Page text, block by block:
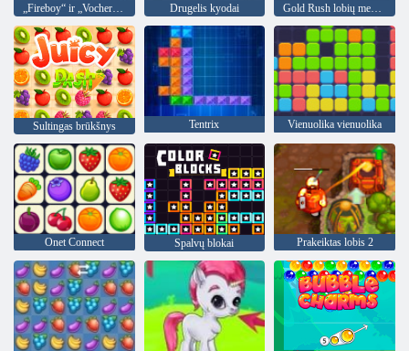
„Fireboy“ ir „Vochergirl 4“: „Crystal Temple“ Drugelis kyodai Gold Rush lobių medžioklė
Sultingas brūkšnys Tentrix Vienuolika vienuolika
Onet Connect Spalvų blokai Prakeiktas lobis 2